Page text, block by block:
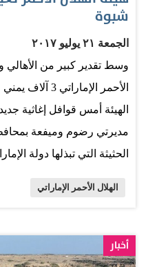
شبوة
الجمعة ٢١ يوليو ٢٠١٧
وسط تقدير كبير من الأهالي
الأحمر
الهيئة أمس قوافل إغاثية
مديرتي رضوم وميفعة
الحثيثة التي تبذلها دولة
لتلمس احتياجاتهم في إطار
الفقيرة. ميدانياً أفشلت
الهلال الأحمر الإماراتي
أخبار